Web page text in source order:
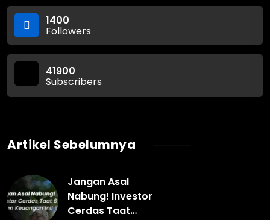
1400
Followers
41900
Subscribers
Artikel Sebelumnya
Jangan Asal
Nabung! Investor
Cerdas Taat…